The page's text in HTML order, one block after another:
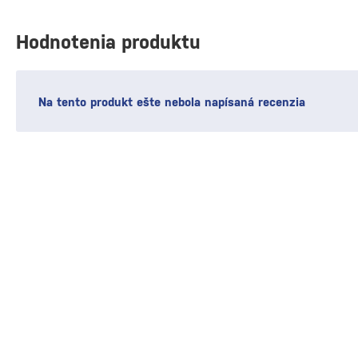
Hodnotenia produktu
Na tento produkt ešte nebola napísaná recenzia